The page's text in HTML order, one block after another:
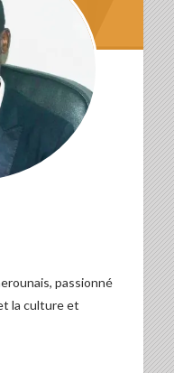
passionné
la culture et